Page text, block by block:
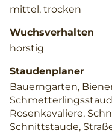
mittel, trocken
Wuchsverhalten
horstig
Staudenplaner
Bauerngarten,
Rosenkavaliere,
Schnittstaude,